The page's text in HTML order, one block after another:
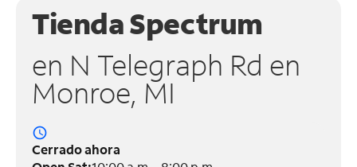
Teléfono
Residencial
Business
Contáctanos
Inglés
Tienda Spectrum
en N Telegraph Rd en
Monroe, MI
access_time
Cerrado ahora